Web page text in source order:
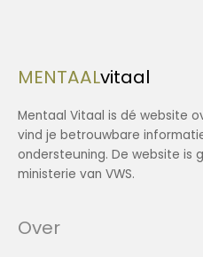
MENTAALvitaal
Mentaal Vitaal is dé website
vind je betrouwbare
ondersteuning. De website is
ministerie van VWS.
Over